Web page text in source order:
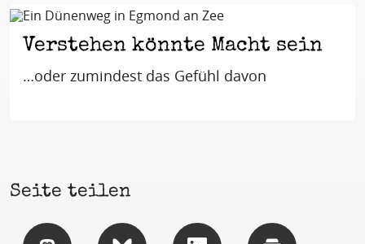
Verstehen könnte Macht sein
…oder zumindest das Gefühl davon
Seite teilen